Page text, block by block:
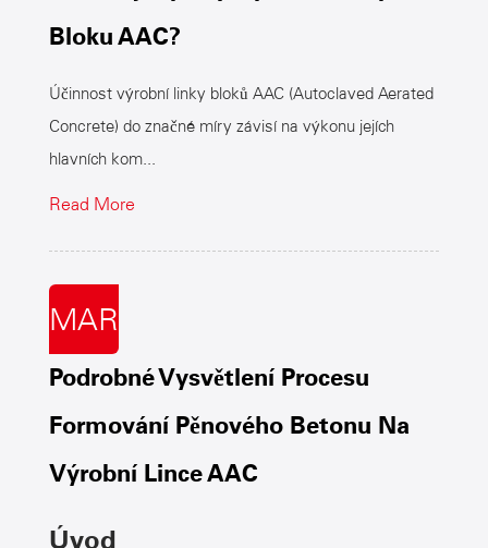
Bloku AAC?
Účinnost výrobní linky bloků AAC (Autoclaved Aerated
Concrete) do značné míry závisí na výkonu jejích
hlavních kom...
Read More
MAR
Podrobné Vysvětlení Procesu
Formování Pěnového Betonu Na
Výrobní Lince AAC
Úvod